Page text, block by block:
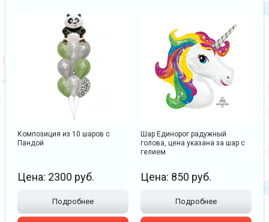
Композиция из 10 шаров с
Пандой
Цена: 2300 руб.
Подробнее
Шар Единорог радужный
голова, цена указана за шар с
гелием
Цена: 850 руб.
Подробнее